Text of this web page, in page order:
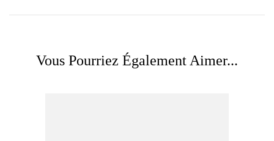
Vous Pourriez Également Aimer...